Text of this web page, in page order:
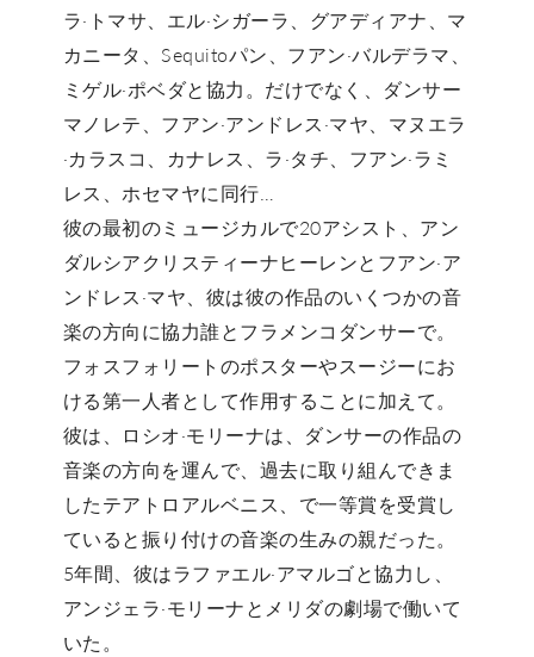
ラ·トマサ、エル·シガーラ、グアディアナ、マ
カニータ、Sequitoパン、フアン·バルデラマ、
ミゲル·ポベダと協力。だけでなく、ダンサー
マノレテ、フアン·アンドレス·マヤ、マヌエラ
·カラスコ、カナレス、ラ·タチ、フアン·ラミ
レス、ホセマヤに同行…
彼の最初のミュージカルで20アシスト、アン
ダルシアクリスティーナヒーレンとフアン·ア
ンドレス·マヤ、彼は彼の作品のいくつかの音
楽の方向に協力誰とフラメンコダンサーで。
フォスフォリートのポスターやスージーにお
ける第一人者として作用することに加えて。
彼は、ロシオ·モリーナは、ダンサーの作品の
音楽の方向を運んで、過去に取り組んできま
したテアトロアルベニス、で一等賞を受賞し
ていると振り付けの音楽の生みの親だった。
5年間、彼はラファエル·アマルゴと協力し、
アンジェラ·モリーナとメリダの劇場で働いて
いた。